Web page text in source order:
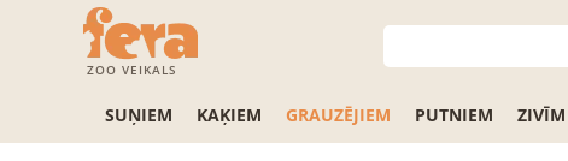
ZOO VEIKALS
SUŅIEM KAĶIEM GRAUZĒJIEM PUTNIEM ZIVĪM